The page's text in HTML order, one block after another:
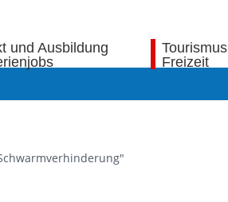
und Ausbildung
Tourismus
Freizeit